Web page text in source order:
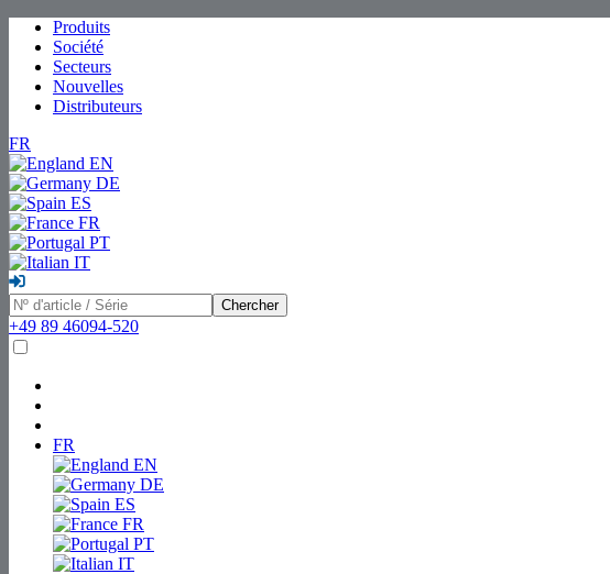
Produits
Société
Secteurs
Nouvelles
Distributeurs
FR
EN
DE
ES
FR
PT
IT
Chercher
+49 89 46094-520
FR
EN
DE
ES
FR
PT
IT